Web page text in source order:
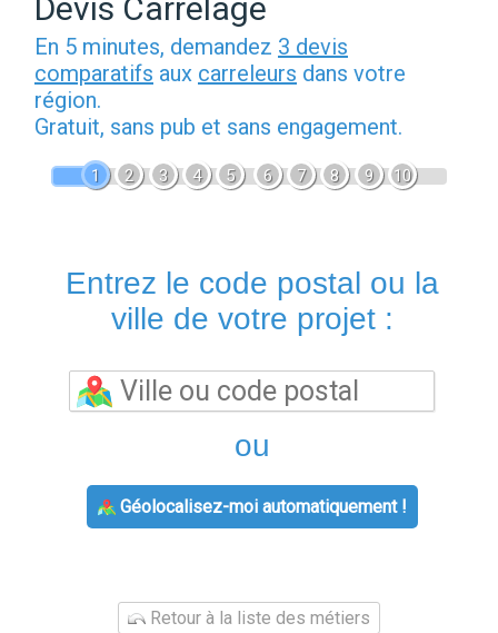
Devis Carrelage
En 5 minutes, demandez 3 devis
comparatifs aux carreleurs dans votre
région.
Gratuit, sans pub et sans engagement.
1 2 3 4 5 6 7 8 9 10
Entrez le code postal ou la
ville de votre projet :
ou
Géolocalisez-moi automatiquement !
Retour à la liste des métiers